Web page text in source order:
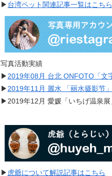
▶︎ 台湾ペット関連記事一覧はこちら
写真活動実績
▶︎ 2019年08月 台北 ONFOTO「文
▶︎ 2019年11月 麗水 「丽水摄影节
▶︎2019年12月 愛媛「いちげ温泉展
▶︎ 虎爺について解説記事はこちら